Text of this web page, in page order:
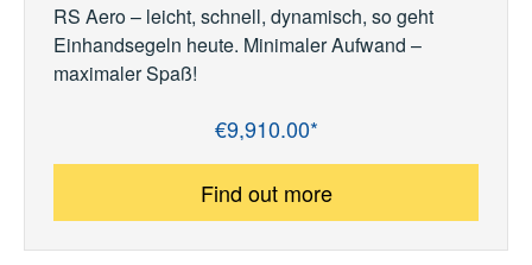
RS Aero – leicht, schnell, dynamisch, so geht
Einhandsegeln heute. Minimaler Aufwand –
maximaler Spaß!
€9,910.00*
Find out more